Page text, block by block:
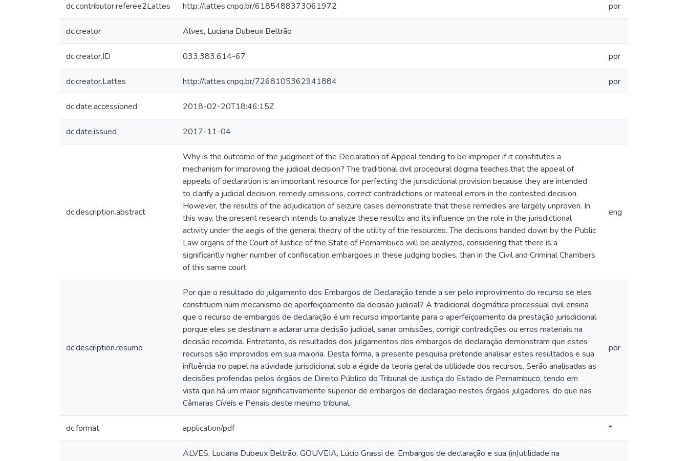
dc.contributor.referee2Lattes http://lattes.cnpq.br/6185488373061972 por
dc.creator Alves, Luciana Dubeux Beltrão
dc.creator.ID 033.383.614-67 por
dc.creator.Lattes http://lattes.cnpq.br/7268105362941884 por
dc.date.accessioned 2018-02-20T18:46:15Z
dc.date.issued 2017-11-04
dc.description.abstract
Why is the outcome of the judgment of the Declaration of Appeal tending to be improper if it constitutes a
mechanism for improving the judicial decision? The traditional civil procedural dogma teaches that the appeal of
appeals of declaration is an important resource for perfecting the jurisdictional provision because they are intended
to clarify a judicial decision, remedy omissions, correct contradictions or material errors in the contested decision.
However, the results of the adjudication of seizure cases demonstrate that these remedies are largely unproven. In
this way, the present research intends to analyze these results and its influence on the role in the jurisdictional
activity under the aegis of the general theory of the utility of the resources. The decisions handed down by the Public
Law organs of the Court of Justice of the State of Pernambuco will be analyzed, considering that there is a
significantly higher number of confiscation embargoes in these judging bodies, than in the Civil and Criminal Chambers
of this same court.
eng
dc.description.resumo
Por que o resultado do julgamento dos Embargos de Declaração tende a ser pelo improvimento do recurso se eles
constituem num mecanismo de aperfeiçoamento da decisão judicial? A tradicional dogmática processual civil ensina
que o recurso de embargos de declaração é um recurso importante para o aperfeiçoamento da prestação jurisdicional
porque eles se destinam a aclarar uma decisão judicial, sanar omissões, corrigir contradições ou erros materiais na
decisão recorrida. Entretanto, os resultados dos julgamentos dos embargos de declaração demonstram que estes
recursos são improvidos em sua maioria. Desta forma, a presente pesquisa pretende analisar estes resultados e sua
influência no papel na atividade jurisdicional sob a égide da teoria geral da utilidade dos recursos. Serão analisadas as
decisões proferidas pelos órgãos de Direito Público do Tribunal de Justiça do Estado de Pernambuco, tendo em
vista que há um maior significativamente superior de embargos de declaração nestes órgãos julgadores, do que nas
Câmaras Cíveis e Penais deste mesmo tribunal.
por
dc.format application/pdf *
ALVES, Luciana Dubeux Beltrão; GOUVEIA, Lúcio Grassi de. Embargos de declaração e sua (in)utilidade na